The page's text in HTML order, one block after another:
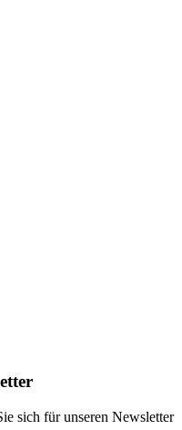
sich für unseren Newsletter